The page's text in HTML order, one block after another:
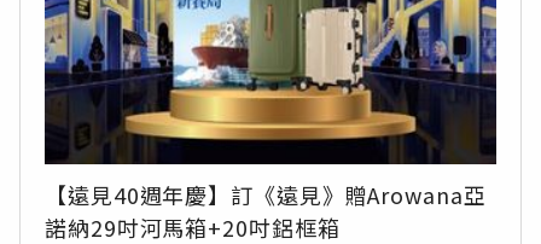
【遠見40週年慶】訂《遠見》贈Arowana亞
諾納29吋河馬箱+20吋鋁框箱